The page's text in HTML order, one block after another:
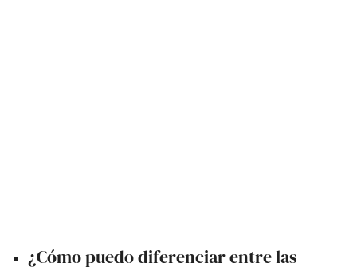
¿Cómo puedo diferenciar entre las